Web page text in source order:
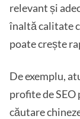
relevant și
înaltă calitate
poate crește
De exemplu,
profite de
căutare